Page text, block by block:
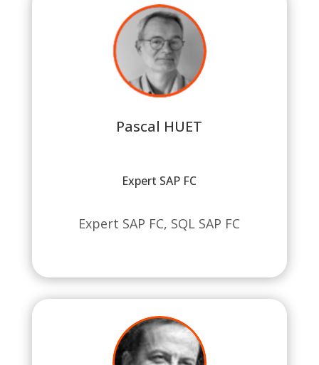
Pascal HUET
Expert SAP FC
Expert SAP FC, SQL SAP FC